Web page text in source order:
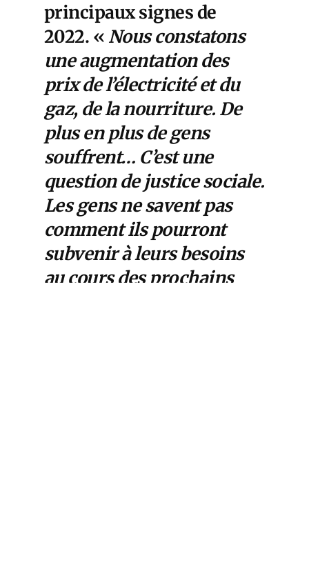
principaux signes de
2022. « Nous constatons
une augmentation des
prix de l’électricité et du
gaz, de la nourriture. De
plus en plus de gens
souffrent… C’est une
question de justice sociale.
Les gens ne savent pas
comment ils pourront
subvenir à leurs besoins
au cours des prochains